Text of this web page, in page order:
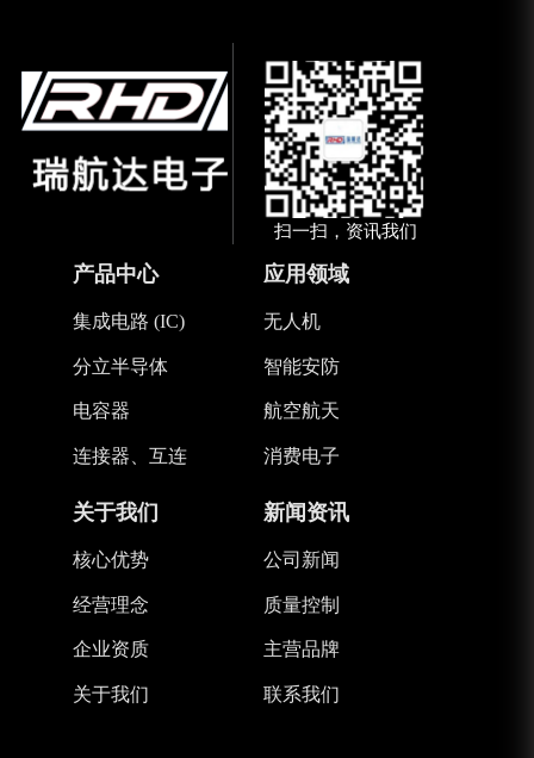
扫一扫，资讯我们
产品中心
集成电路 (IC)
分立半导体
电容器
连接器、互连
应用领域
无人机
智能安防
航空航天
消费电子
关于我们
核心优势
经营理念
企业资质
关于我们
新闻资讯
公司新闻
质量控制
主营品牌
联系我们